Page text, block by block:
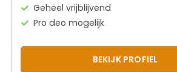
Geheel vrijblijvend
Pro deo mogelijk
BEKIJK PROFIEL